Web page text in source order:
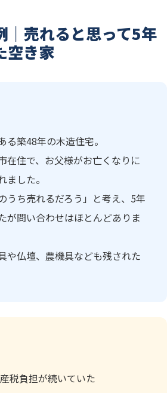
｜売れると思って5年
空き家
る築48年の木造住宅。
在住で、お父様がお亡くなりに
ました。
うち売れるだろう」と考え、5年
が問い合わせはほとんどありま
や仏壇、農機具なども残された
税負担が続いていた